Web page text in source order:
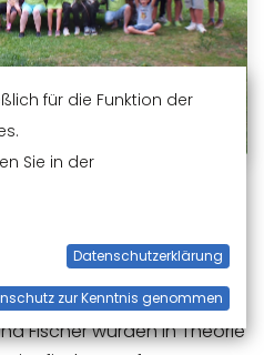
29 Jugendliche vom
der Schwäbischen
Fischer wurden in Theorie
für die Funktion der
Sie in der
Datenschutzerklärung
zur Kenntnis genommen